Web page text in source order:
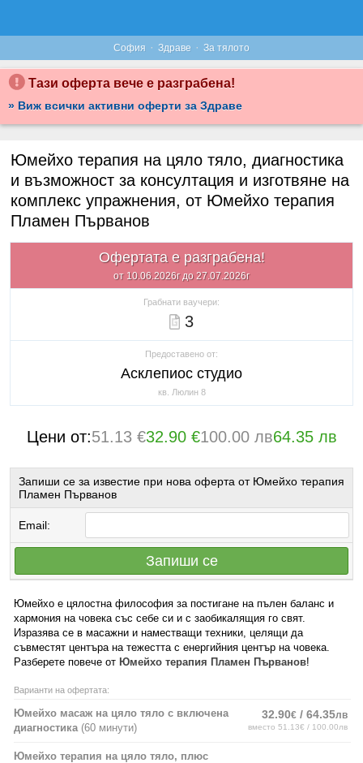
София · Здраве · За тялото
Тази оферта вече е разграбена!
» Виж всички активни оферти за Здраве
Юмейхо терапия на цяло тяло, диагностика
и възможност за консултация и изготвяне на
комплекс упражнения, от Юмейхо терапия
Пламен Първанов
Офертата е разграбена!
от 10.06.2026г до 27.07.2026г
Грабнати ваучери:
3
Предоставено от:
Асклепиос студио
кв. Люлин 8
Цени от:51.13 €32.90 €100.00 лв64.35 лв
Запиши се за известие при нова оферта от Юмейхо терапия
Пламен Първанов
Email:
Запиши се
Юмейхо е цялостна философия за постигане на пълен баланс и
хармония на човека със себе си и с заобикалящия го свят.
Изразява се в масажни и наместващи техники, целящи да
съвместят центъра на тежестта с енергийния център на човека.
Разберете повече от Юмейхо терапия Пламен Първанов!
Варианти на офертата:
Юмейхо масаж на цяло тяло с включена
диагностика (60 минути)
32.90€ / 64.35лв
вместо 51.13€ / 100.00лв
Юмейхо терапия на цяло тяло, плюс